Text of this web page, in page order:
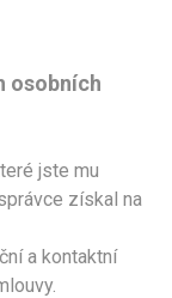
osobních
jste mu
získal na
a kontaktní